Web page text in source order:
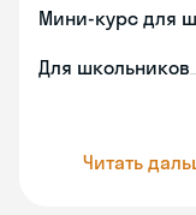
Мини-курс для
Для школьников
Читать